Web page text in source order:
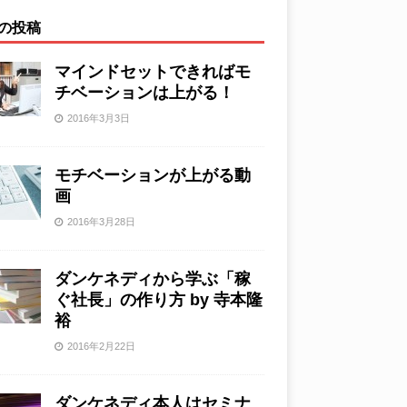
投稿
マインドセットできればモ
チベーションは上がる！
2016年3月3日
モチベーションが上がる動
画
2016年3月28日
ダンケネディから学ぶ「稼
ぐ社長」の作り方 by 寺本隆
裕
2016年2月22日
ダンケネディ本人はセミナ